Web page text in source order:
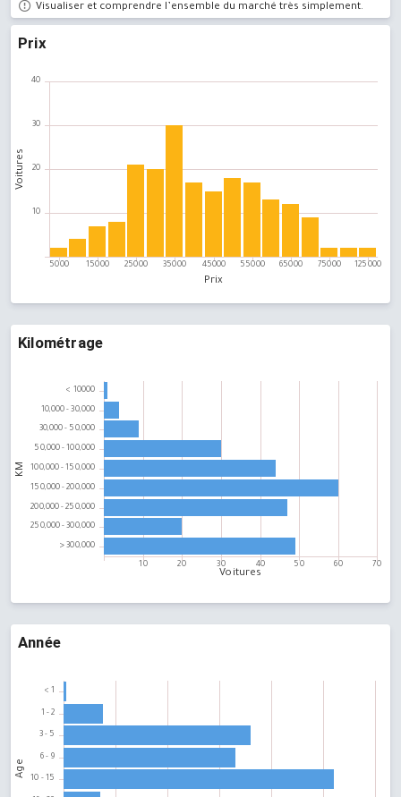
Visualiser et comprendre l’ensemble du marché très simplement.
Prix
Kilométrage
Année